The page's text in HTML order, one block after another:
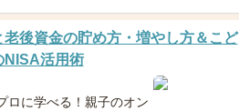
老後資金の貯め方・増やし方＆こど
NISA活用術
ロに学べる！親子のオン